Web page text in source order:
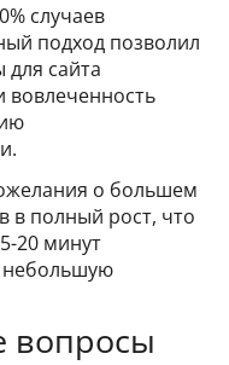
случаев
подход позволил
сайта
вовлеченность
о большем
в полный рост, что
20 минут
небольшую
вопросы